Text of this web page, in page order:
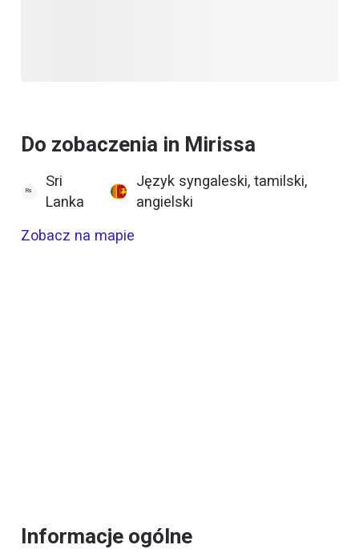
Do zobaczenia in Mirissa
Sri
Lanka
Język syngaleski, tamilski,
angielski
Zobacz na mapie
Informacje ogólne